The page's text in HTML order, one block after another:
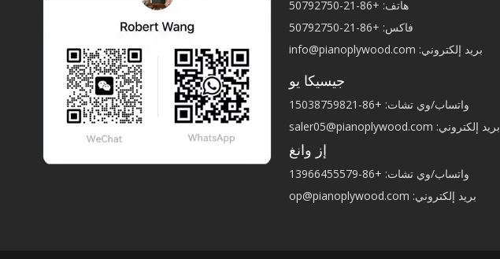
هاتف: +86-21-50792750
فاكس: +86-21-50792750
بريد إلكتروني: info@pianoplywood.com
جيسيكا يو
واتساب/وي تشات: +86-15038759821
بريد إلكتروني: saler05@pianoplywood.com
إز وانغ
واتساب/وي تشات: +86-13966455579
بريد إلكتروني: op@pianoplywood.com